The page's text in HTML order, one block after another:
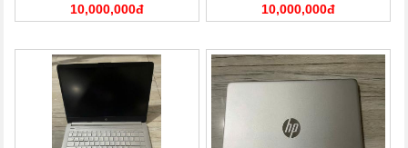
10,000,000đ 10,000,000đ